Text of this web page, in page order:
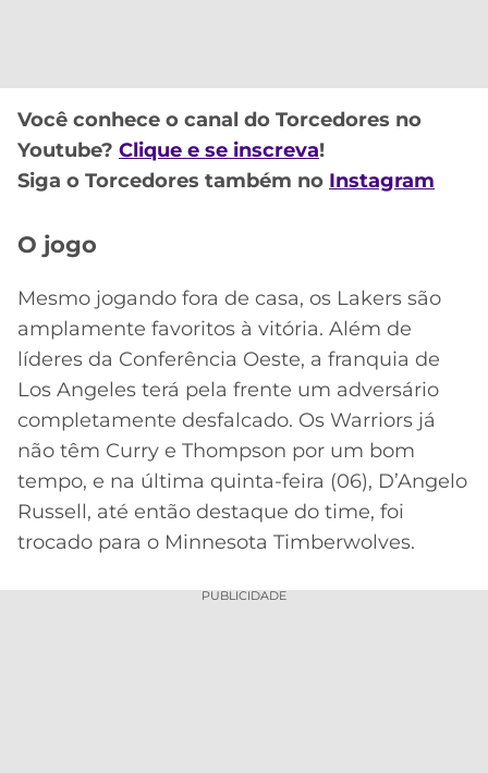
ONLINE
2026
GRÊMIO
ATLÉTICO
MG
CRUZEIRO
LALIGA
Você conhece o canal do Torcedores no
Youtube? Clique e se inscreva!
Siga o Torcedores também no Instagram
O jogo
Mesmo jogando fora de casa, os Lakers são
amplamente favoritos à vitória. Além de
líderes da Conferência Oeste, a franquia de
Los Angeles terá pela frente um adversário
completamente desfalcado. Os Warriors já
não têm Curry e Thompson por um bom
tempo, e na última quinta-feira (06), D’Angelo
Russell, até então destaque do time, foi
trocado para o Minnesota Timberwolves.
PUBLICIDADE